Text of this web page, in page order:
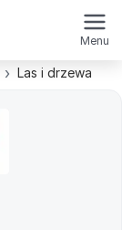
Menu
Las i drzewa